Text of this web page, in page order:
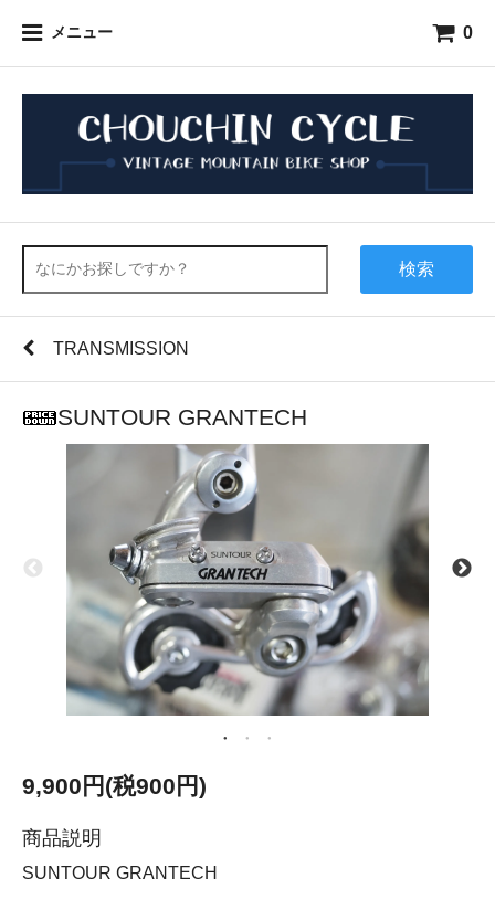
メニュー 0
検索
TRANSMISSION
SUNTOUR GRANTECH
9,900円(税900円)
商品説明
SUNTOUR GRANTECH